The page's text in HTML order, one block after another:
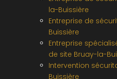
la-Buissière
Entreprise de
Buissière
Entreprise
de site Bruay-la-
Intervention
Buissière